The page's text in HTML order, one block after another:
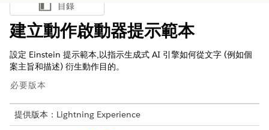
顯示目錄
目錄
建立動作啟動器提示範本
設定 Einstein 提示範本,以指示生成式 AI 引擎如何從文字 (例如個
案主旨和描述) 衍生動作目的。
必要版本
提供版本：Lightning Experience